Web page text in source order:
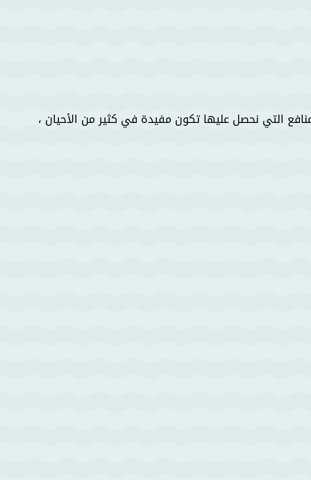
التي نحصل عليها تكون مفيدة في كثير من الأحيان ،